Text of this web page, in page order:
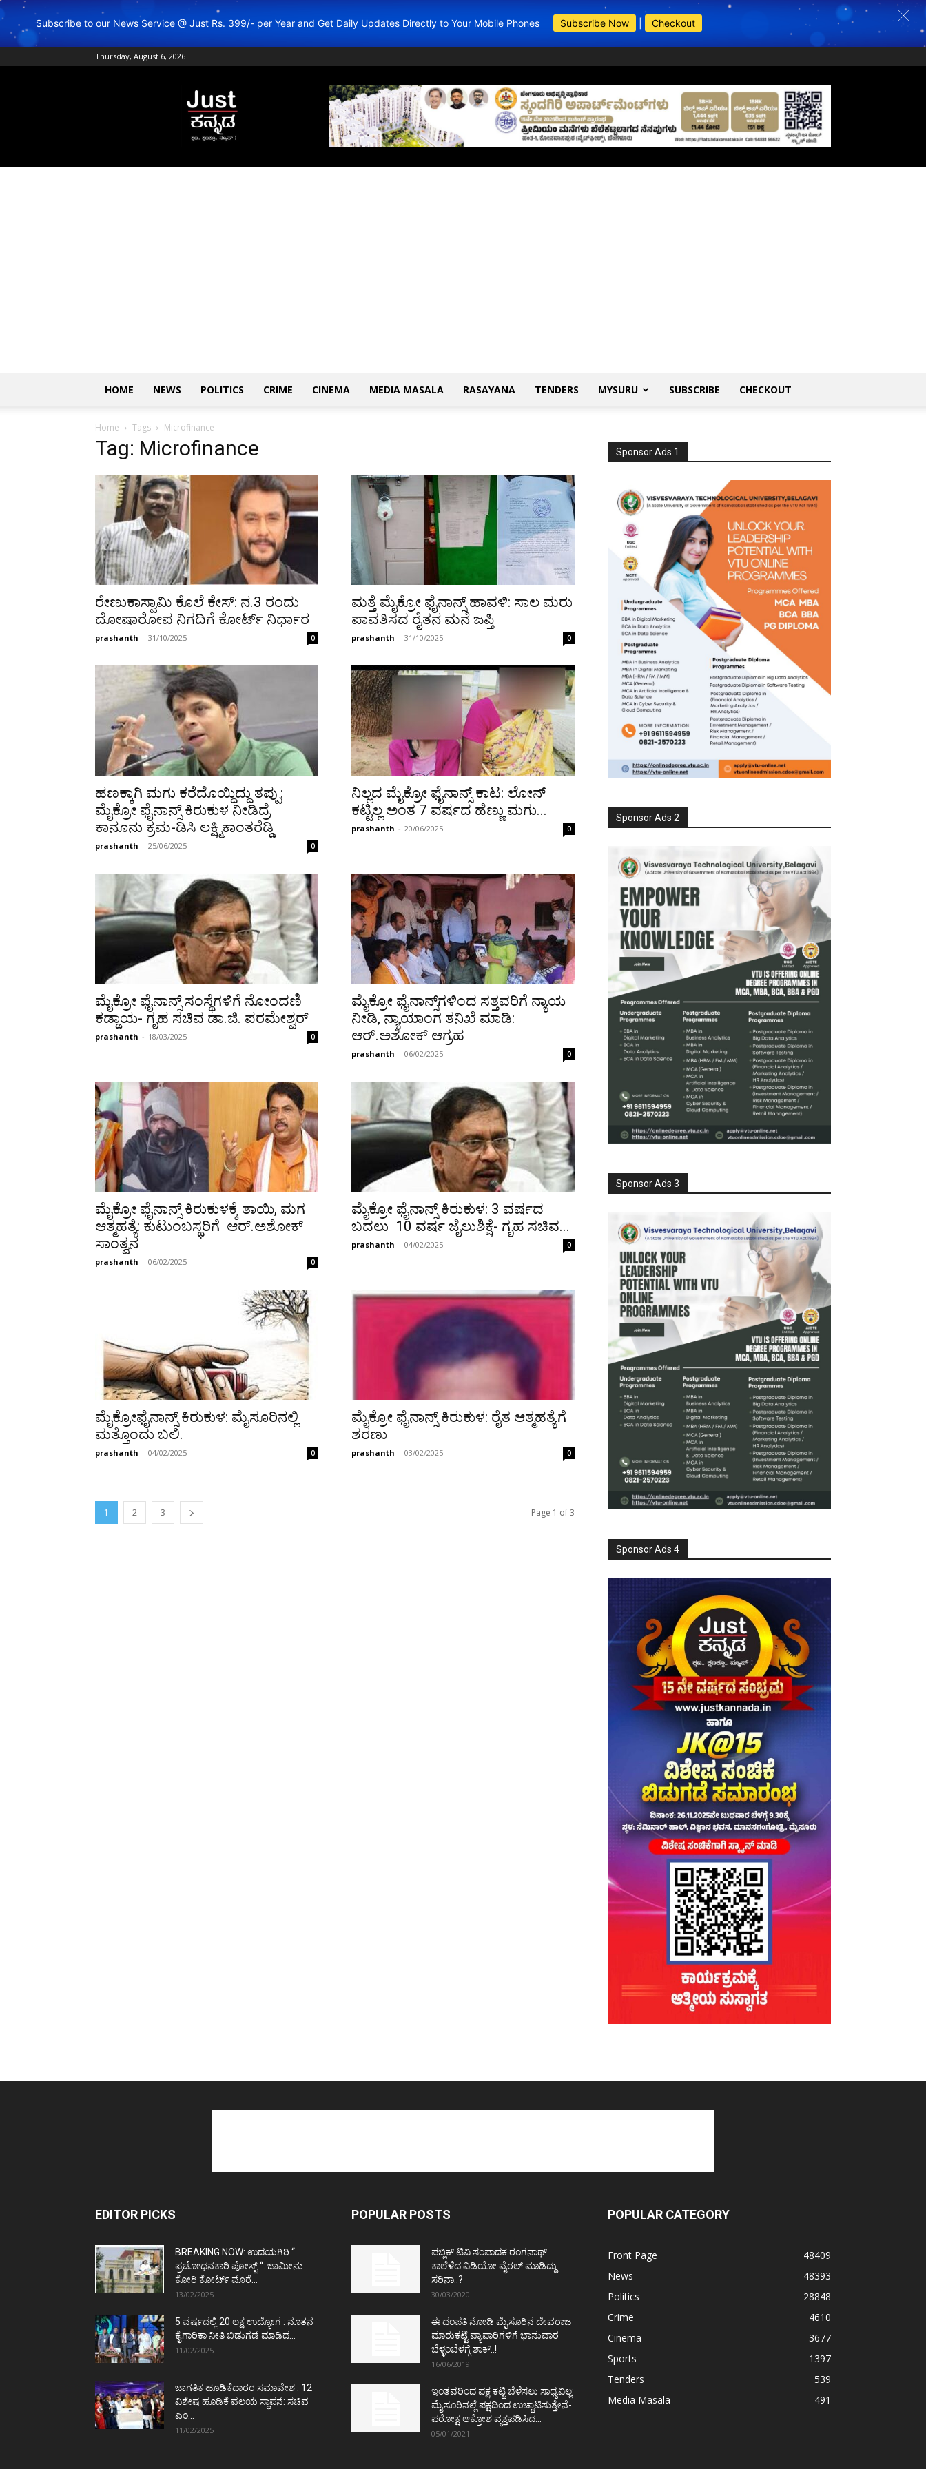
Subscribe to our News Service @ Just Rs. 399/- per Year and Get Daily Updates Directly to Your Mobile Phones Subscribe Now Checkout
Thursday, August 6, 2026
Just
Kannada
–
Online
News
ಕನ್ನಡ
BDA Apartments
HOME NEWS POLITICS CRIME CINEMA MEDIA MASALA RASAYANA TENDERS MYSURU SUBSCRIBE CHECKOUT
Home Tags Microfinance
Tag: Microfinance
ರೇಣುಕಾಸ್ವಾಮಿ ಕೊಲೆ ಕೇಸ್: ನ.3 ರಂದು
ದೋಷಾರೋಪ ನಿಗದಿಗೆ ಕೋರ್ಟ್ ನಿರ್ಧಾರ
prashanth - 31/10/2025 0
ಮತ್ತೆ ಮೈಕ್ರೋ ಫೈನಾನ್ಸ್ ಹಾವಳಿ: ಸಾಲ ಮರು
ಪಾವತಿಸದ ರೈತನ ಮನೆ ಜಪ್ತಿ
prashanth - 31/10/2025 0
ಹಣಕ್ಕಾಗಿ ಮಗು ಕರೆದೊಯ್ದಿದ್ದು ತಪ್ಪು:
ಮೈಕ್ರೋ ಫೈನಾನ್ಸ್ ಕಿರುಕುಳ ನೀಡಿದ್ರೆ
ಕಾನೂನು ಕ್ರಮ-ಡಿಸಿ ಲಕ್ಷ್ಮಿಕಾಂತರೆಡ್ಡಿ
prashanth - 25/06/2025 0
ನಿಲ್ಲದ ಮೈಕ್ರೋ ಫೈನಾನ್ಸ್ ಕಾಟ: ಲೋನ್
ಕಟ್ಟಿಲ್ಲ ಅಂತ 7 ವರ್ಷದ ಹೆಣ್ಣು ಮಗು...
prashanth - 20/06/2025 0
ಮೈಕ್ರೋ ಫೈನಾನ್ಸ್ ಸಂಸ್ಥೆಗಳಿಗೆ ನೋಂದಣಿ
ಕಡ್ಡಾಯ- ಗೃಹ ಸಚಿವ ಡಾ‌.ಜಿ. ಪರಮೇಶ್ವರ್
prashanth - 18/03/2025 0
ಮೈಕ್ರೋ ಫೈನಾನ್ಸ್‌ಗಳಿಂದ ಸತ್ತವರಿಗೆ ನ್ಯಾಯ
ನೀಡಿ, ನ್ಯಾಯಾಂಗ ತನಿಖೆ ಮಾಡಿ:
ಆರ್‌.ಅಶೋಕ್ ಆಗ್ರಹ
prashanth - 06/02/2025 0
ಮೈಕ್ರೋ ಫೈನಾನ್ಸ್ ಕಿರುಕುಳಕ್ಕೆ ತಾಯಿ, ಮಗ
ಆತ್ಮಹತ್ಯೆ: ಕುಟುಂಬಸ್ಥರಿಗೆ ಆರ್.ಅಶೋಕ್
ಸಾಂತ್ವನ
prashanth - 06/02/2025 0
ಮೈಕ್ರೋ ಫೈನಾನ್ಸ್ ಕಿರುಕುಳ: 3 ವರ್ಷದ
ಬದಲು 10 ವರ್ಷ ಜೈಲುಶಿಕ್ಷೆ- ಗೃಹ ಸಚಿವ...
prashanth - 04/02/2025 0
ಮೈಕ್ರೋಫೈನಾನ್ಸ್ ಕಿರುಕುಳ: ಮೈಸೂರಿನಲ್ಲಿ
ಮತ್ತೊಂದು ಬಲಿ.
prashanth - 04/02/2025 0
ಮೈಕ್ರೋ ಫೈನಾನ್ಸ್ ಕಿರುಕುಳ: ರೈತ ಆತ್ಮಹತ್ಯೆಗೆ
ಶರಣು
prashanth - 03/02/2025 0
1 2 3 Page 1 of 3
Sponsor Ads 1
Sponsor Ads 2
Sponsor Ads 3
Sponsor Ads 4
EDITOR PICKS
BREAKING NOW: ಉದಯಗಿರಿ “
ಪ್ರಚೋಧನಕಾರಿ ಪೋಸ್ಟ್‌ “: ಜಾಮೀನು
ಕೋರಿ ಕೋರ್ಟ್‌ ಮೊರೆ...
13/02/2025
5 ವರ್ಷದಲ್ಲಿ 20 ಲಕ್ಷ ಉದ್ಯೋಗ : ನೂತನ
ಕೈಗಾರಿಕಾ ನೀತಿ ಬಿಡುಗಡೆ ಮಾಡಿದ...
11/02/2025
ಜಾಗತಿಕ ಹೂಡಿಕೆದಾರರ ಸಮಾವೇಶ : 12
ವಿಶೇಷ ಹೂಡಿಕೆ ವಲಯ ಸ್ಥಾಪನೆ: ಸಚಿವ
ಎಂ...
11/02/2025
POPULAR POSTS
ಪಬ್ಲಿಕ್ ಟಿವಿ ಸಂಪಾದಕ ರಂಗನಾಥ್
ಕಾಲೆಳೆದ ವಿಡಿಯೋ ವೈರಲ್ ಮಾಡಿದ್ದು
ಸರಿನಾ..?
30/03/2020
ಈ ದಂಪತಿ ನೋಡಿ ಮೈಸೂರಿನ ದೇವರಾಜ
ಮಾರುಕಟ್ಟೆ ವ್ಯಾಪಾರಿಗಳಿಗೆ ಭಾನುವಾರ
ಬೆಳ್ಳಂಬೆಳಗ್ಗೆ ಶಾಕ್..!
16/06/2019
ಇಂತವರಿಂದ ಪಕ್ಷ ಕಟ್ಟಿ ಬೆಳೆಸಲು ಸಾಧ್ಯವಿಲ್ಲ:
ಮೈಸೂರಿನಲ್ಲೆ ಪಕ್ಷದಿಂದ ಉಚ್ಚಾಟಿಸುತ್ತೇನೆ-
ಪರೋಕ್ಷ ಆಕ್ರೋಶ ವ್ಯಕ್ತಪಡಿಸಿದ...
05/01/2021
POPULAR CATEGORY
Front Page
48409
News
48393
Politics
28848
Crime
4610
Cinema
3677
Sports
1397
Tenders
539
Media Masala
491